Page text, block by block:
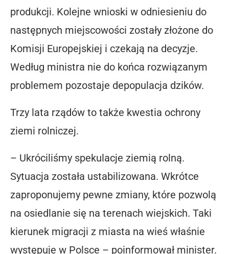
produkcji. Kolejne wnioski w odniesieniu do
następnych miejscowości zostały złożone do
Komisji Europejskiej i czekają na decyzje.
Według ministra nie do końca rozwiązanym
problemem pozostaje depopulacja dzików.
Trzy lata rządów to także kwestia ochrony
ziemi rolniczej.
– Ukróciliśmy spekulacje ziemią rolną.
Sytuacja została ustabilizowana. Wkrótce
zaproponujemy pewne zmiany, które pozwolą
na osiedlanie się na terenach wiejskich. Taki
kierunek migracji z miasta na wieś właśnie
występuje w Polsce – poinformował minister.